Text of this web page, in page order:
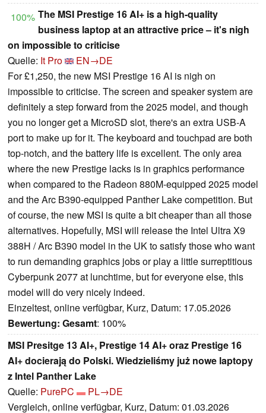
100% The MSI Prestige 16 AI+ is a high-quality
business laptop at an attractive price – it's nigh
on impossible to criticise
Quelle: It Pro
EN→DE
For £1,250, the new MSI Prestige 16 AI is nigh on
impossible to criticise. The screen and speaker system are
definitely a step forward from the 2025 model, and though
you no longer get a MicroSD slot, there's an extra USB-A
port to make up for it. The keyboard and touchpad are both
top-notch, and the battery life is excellent. The only area
where the new Prestige lacks is in graphics performance
when compared to the Radeon 880M-equipped 2025 model
and the Arc B390-equipped Panther Lake competition. But
of course, the new MSI is quite a bit cheaper than all those
alternatives. Hopefully, MSI will release the Intel Ultra X9
388H / Arc B390 model in the UK to satisfy those who want
to run demanding graphics jobs or play a little surreptitious
Cyberpunk 2077 at lunchtime, but for everyone else, this
model will do very nicely indeed.
Einzeltest, online verfügbar, Kurz, Datum: 17.05.2026
Bewertung: Gesamt: 100%
MSI Presitge 13 AI+, Prestige 14 AI+ oraz Prestige 16
AI+ docierają do Polski. Wiedzieliśmy już nowe laptopy
z Intel Panther Lake
Quelle: PurePC
PL→DE
Vergleich, online verfügbar, Kurz, Datum: 01.03.2026